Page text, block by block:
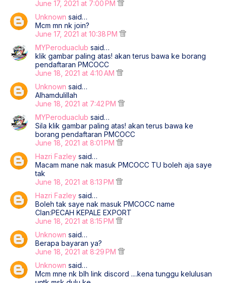
June 17, 2021 at 7:00 PM
Unknown said…
Mcm mn nk join?
June 17, 2021 at 10:38 PM
MYPeroduaclub said…
klik gambar paling atas! akan terus bawa ke borang
pendaftaran PMCOCC
June 18, 2021 at 4:10 AM
Unknown said…
Alhamdulillah
June 18, 2021 at 7:42 PM
MYPeroduaclub said…
Sila klik gambar paling atas! akan terus bawa ke
borang pendaftaran PMCOCC
June 18, 2021 at 8:01 PM
Hazri Fazley said…
Macam mane nak masuk PMCOCC TU boleh aja saye
tak
June 18, 2021 at 8:13 PM
Hazri Fazley said…
Boleh tak saye nak masuk PMCOCC name
Clan:PECAH KEPALE EXPORT
June 18, 2021 at 8:15 PM
Unknown said…
Berapa bayaran ya?
June 18, 2021 at 8:29 PM
Unknown said…
Mcm mne nk blh link discord ....kena tunggu kelulusan